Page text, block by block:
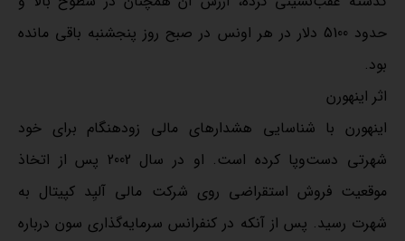
حدود 5100 دلار در هر اونس در صبح روز پنجشنبه باقی مانده
بود.
اثر اینهورن
اینهورن با شناسایی هشدارهای مالی زودهنگام برای خود
شهرتی دست‌وپا کرده است. او در سال 2002 پس از اتخاذ
موقعیت فروش استقراضی روی شرکت مالی آلیِد کپیتال به
شهرت رسید. پس از آنکه در کنفرانس سرمایه‌گذاری سون درباره